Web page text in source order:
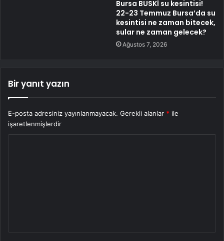
Bursa BUSKİ su kesintisi!
22-23 Temmuz Bursa’da su
kesintisi ne zaman bitecek,
sular ne zaman gelecek?
Ağustos 7, 2026
Bir yanıt yazın
E-posta adresiniz yayınlanmayacak. Gerekli alanlar * ile
işaretlenmişlerdir